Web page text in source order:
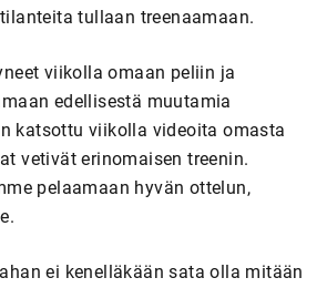
tullaan treenaamaan.
viikolla omaan peliin ja
edellisestä muutamia
katsottu viikolla videoita omasta
vetivät erinomaisen treenin.
pelaamaan hyvän ottelun,
ei kenelläkään sata olla mitään